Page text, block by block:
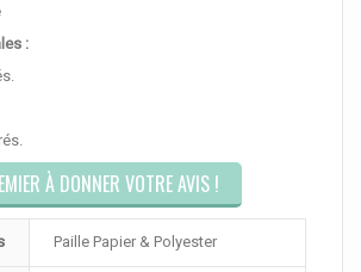
:
À DONNER VOTRE AVIS !
Paille Papier & Polyester